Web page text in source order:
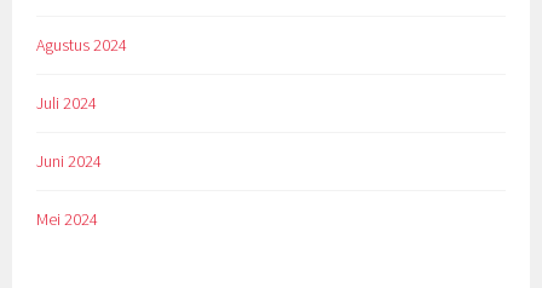
Agustus 2024
Juli 2024
Juni 2024
Mei 2024